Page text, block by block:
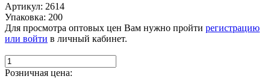
Артикул: 2614
Упаковка: 200
Для просмотра оптовых цен Вам нужно пройти регистрацию
или войти в личный кабинет.
Розничная цена: